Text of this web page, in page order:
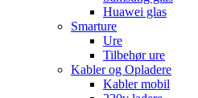
Huawei glas
Smarture
Ure
Tilbehør ure
Kabler og Opladere
Kabler mobil